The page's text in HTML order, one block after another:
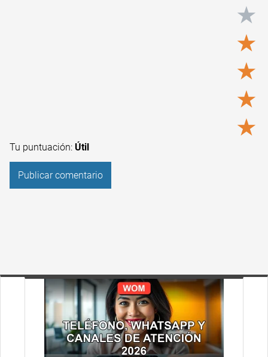
★
★
★
★
★
Tu puntuación: Útil